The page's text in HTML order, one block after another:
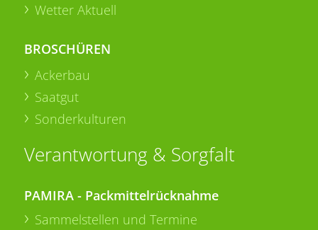
Wetter Aktuell
BROSCHÜREN
Ackerbau
Saatgut
Sonderkulturen
Verantwortung & Sorgfalt
PAMIRA - Packmittelrücknahme
Sammelstellen und Termine